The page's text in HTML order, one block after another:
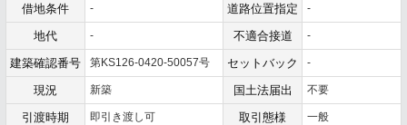
借地条件 - 道路位置指定 -
地代 - 不適合接道 -
建築確認番号 第KS126-0420-50057号 セットバック -
現況 新築 国土法届出 不要
引渡時期 即引き渡し可 取引態様 一般